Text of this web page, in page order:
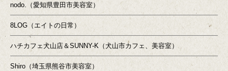
nodo.（愛知県豊田市美容室）
8LOG（エイトの日常）
ハチカフェ犬山店＆SUNNY-K（犬山市カフェ、美容室）
Shiro（埼玉県熊谷市美容室）